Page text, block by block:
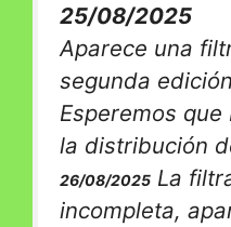
25/08/2025
Aparece una
segunda
Esperemos
la distribución
26/08/2025 La
incompleta,